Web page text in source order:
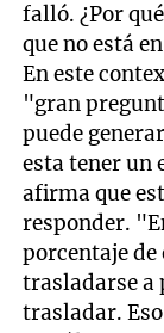
falló. ¿Por
que no está
En este
"gran
puede
esta tener un
afirma que
responder.
porcentaje de
trasladarse a
trasladar.